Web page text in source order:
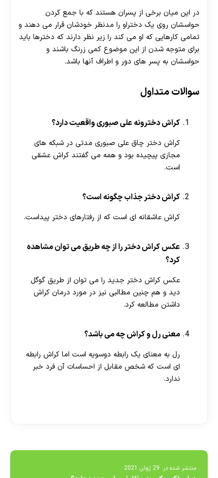
در این میان برخی از پسران هستند که با جمع کردن
حواسشان روی یک دختراو را مدنظر خودشان قرار می‌ دهند و
تمامی کارهایی که او می کند را زیر نظر دارند که دخترها باید
برای متوجه شدن از این موضوع کمی زرنگ باشند و
حواسشان به پسر های دور و اطراف آنها باشد.
سوالات متداول
کراش دخترونه علی صبوری واقعیت دارد؟
کراش دختر چاق علی صبوری مدتی در شبکه های
مجازی پیچیده بود و همه می گفتند کراش عشقی
است.
کراش دختر جذاب چگونه است؟
کراش عاشقانه ای است که از رفتارهای دختر پیداست.
عکس کراش دختر را از چه طریق می توان مشاهده
کرد؟
عکس کراش دختر جدید را می توان از طریق گوگل
دید و هم چنین مطالبی نیز در مورد درمان کراش
داشتن مطالعه کرد.
معنی رل و کراش چه می باشد؟
رل به معنای یک رابطه دوسویه است اما کراش رابطه
ای است که شخص مقابل از احساسات آن فرد خبر
ندارد.
منتشر شده در: 29 ژوئن 2021